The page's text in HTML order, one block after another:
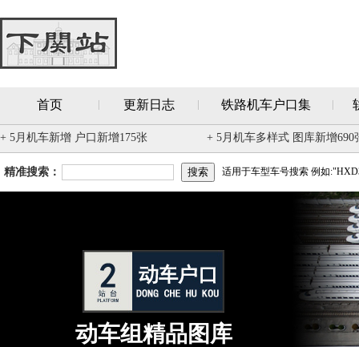
首页 更新日志 铁路机车户口集
+ 5月机车新增 户口新增175张 + 5月机车多样式 图库新增690
精准搜索： 适用于车型车号搜索 例如
动车组精品图库